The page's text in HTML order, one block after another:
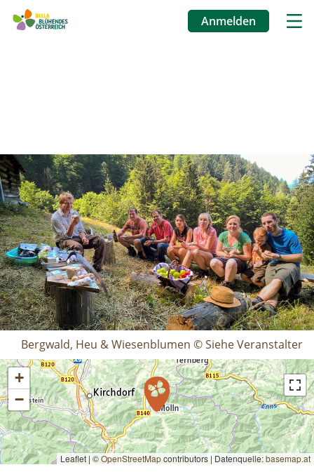
Anmelden
Bergwald, Heu & Wiesenblumen © Siehe Veranstalter
+
−
Leaflet | ©OpenStreetMapcontributors | Datenquelle:basemap.at